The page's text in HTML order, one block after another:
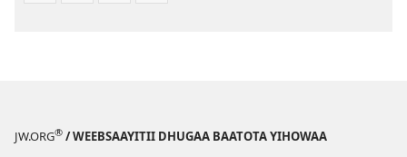
JW.ORG® / WEEBSAAYITII DHUGAA BAATOTA YIHOWAA